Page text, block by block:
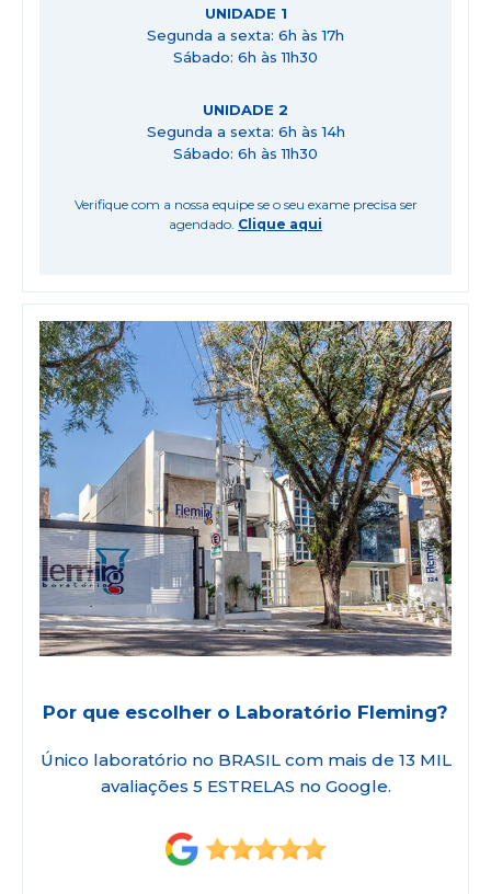
Por que escolher o Laboratório Fleming?
Único laboratório no BRASIL com mais de 13 MIL
avaliações 5 ESTRELAS no Google.
UNIDADE 1
Segunda a sexta: 6h às 17h
Sábado: 6h às 11h30
UNIDADE 2
Segunda a sexta: 6h às 14h
Sábado: 6h às 11h30
Verifique com a nossa equipe se o seu exame precisa ser
agendado. Clique aqui